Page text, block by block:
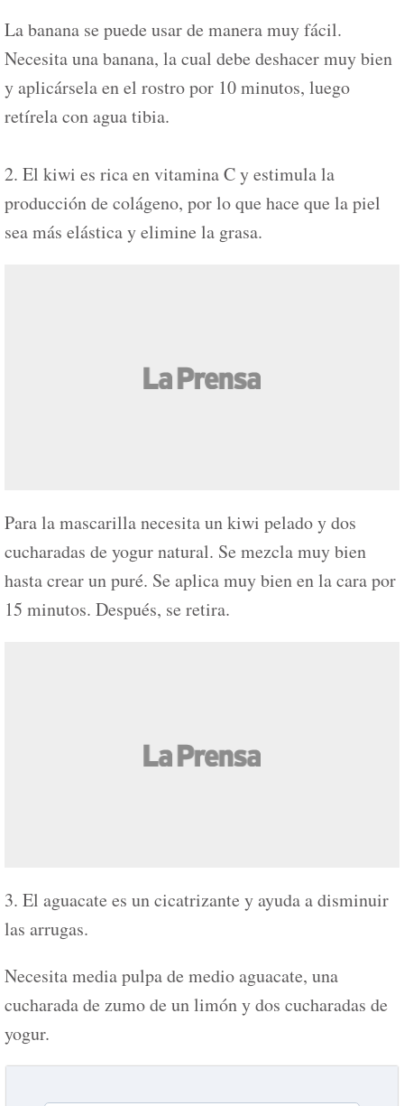
La banana se puede usar de manera muy fácil.
Necesita una banana, la cual debe deshacer muy bien
y aplicársela en el rostro por 10 minutos, luego
retírela con agua tibia.
2. El kiwi es rica en vitamina C y estimula la
producción de colágeno, por lo que hace que la piel
sea más elástica y elimine la grasa.
Para la mascarilla necesita un kiwi pelado y dos
cucharadas de yogur natural. Se mezcla muy bien
hasta crear un puré. Se aplica muy bien en la cara por
15 minutos. Después, se retira.
3. El aguacate es un cicatrizante y ayuda a disminuir
las arrugas.
Necesita media pulpa de medio aguacate, una
cucharada de zumo de un limón y dos cucharadas de
yogur.